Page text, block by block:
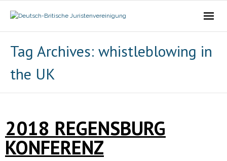
- Der Vorstand
- Über Uns
- Ziele
Mitgliedschaft
Tag Archives: whistleblowing in
the UK
2018 REGENSBURG
KONFERENZ